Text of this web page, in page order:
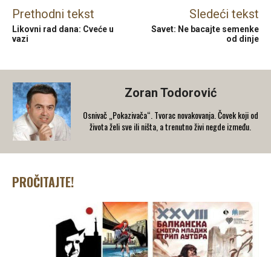
Prethodni tekst
Likovni rad dana: Cveće u
vazi
Sledeći tekst
Savet: Ne bacajte semenke
od dinje
Zoran Todorović
Osnivač „Pokazivača“. Tvorac novakovanja. Čovek koji od
života želi sve ili ništa, a trenutno živi negde između.
PROČITAJTE!